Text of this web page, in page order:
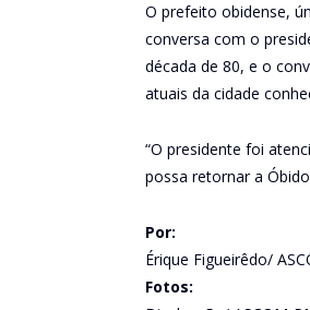
O prefeito obidense,
conversa com o
década de 80, e o
atuais da cidade
“O presidente foi
possa retornar a
Por:
Érique Figueirêdo/
Fotos: